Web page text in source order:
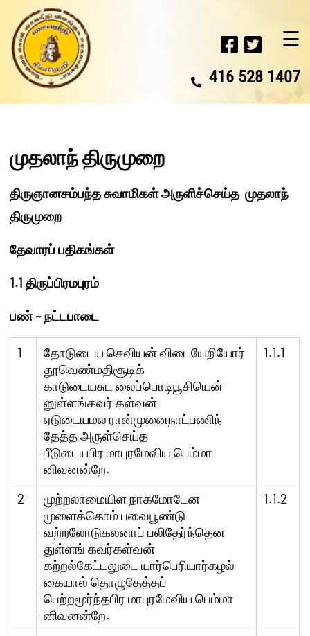
☰
416 528 1407
முதலாந் திருமுறை
திருஞானசம்பந்த சுவாமிகள் அருளிச்செய்த முதலாந்
திருமுறை
தேவாரப் பதிகங்கள்
1.1திருப்பிரமபுரம்
பண்–நட்டபாடை
1
தோடுடைய செவியன் விடையேறியோர்
தூவெண்மதிசூடிக்
காடுடையசுட லைப்பொடிபூசியென்
னுள்ளங்கவர் கள்வன்
ஏடுடையமல ரான்முனைநாட்பணிந்
தேத்த அருள்செய்த
பீடுடையபிர மாபுரமேவிய பெம்மா
னிவனன்றே.
1.1.1
2
முற்றலாமையிள நாகமோடேன
முளைக்கொம் பவைபூண்டு
வற்றலோடுகலனாப் பலிதேர்ந்தென
துள்ளங் கவர்கள்வன்
கற்றல்கேட்டலுடை யார்பெரியார்கழல்
கையால் தொழுதேத்தப்
பெற்றமூர்ந்தபிர மாபுரமேவிய பெம்மா
னிவனன்றே.
1.1.2